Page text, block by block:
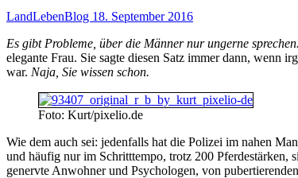
LandLebenBlog 18. September 2016
Es gibt Probleme, über die Männer nur ungerne
elegante Frau. Sie sagte diesen Satz immer dann, wenn
war. Naja, Sie wissen schon.
Foto: Kurt/pixelio.de
Wie dem auch sei: jedenfalls hat die Polizei im nahen
und häufig nur im Schritttempo, trotz 200 Pferdestärken,
genervte Anwohner und Psychologen, von